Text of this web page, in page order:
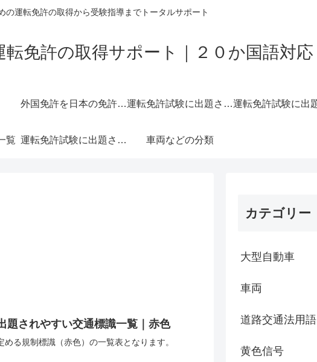
の運転免許の取得から受験指導までトータルサポート
免許の取得サポート｜２０か国語対応
外国免許を日本の免許に切り替える＝外免切替 運転免許試験に出題されやすい交通標識一覧｜赤色
覧 運転免許試験に出題されやすい交通標示一覧 車両などの分類
題されやすい交通標識一覧｜赤色
める規制標識（赤色）の一覧表となります。
カテゴリー
大型自動車
車両
道路交通法用語
黄色信号